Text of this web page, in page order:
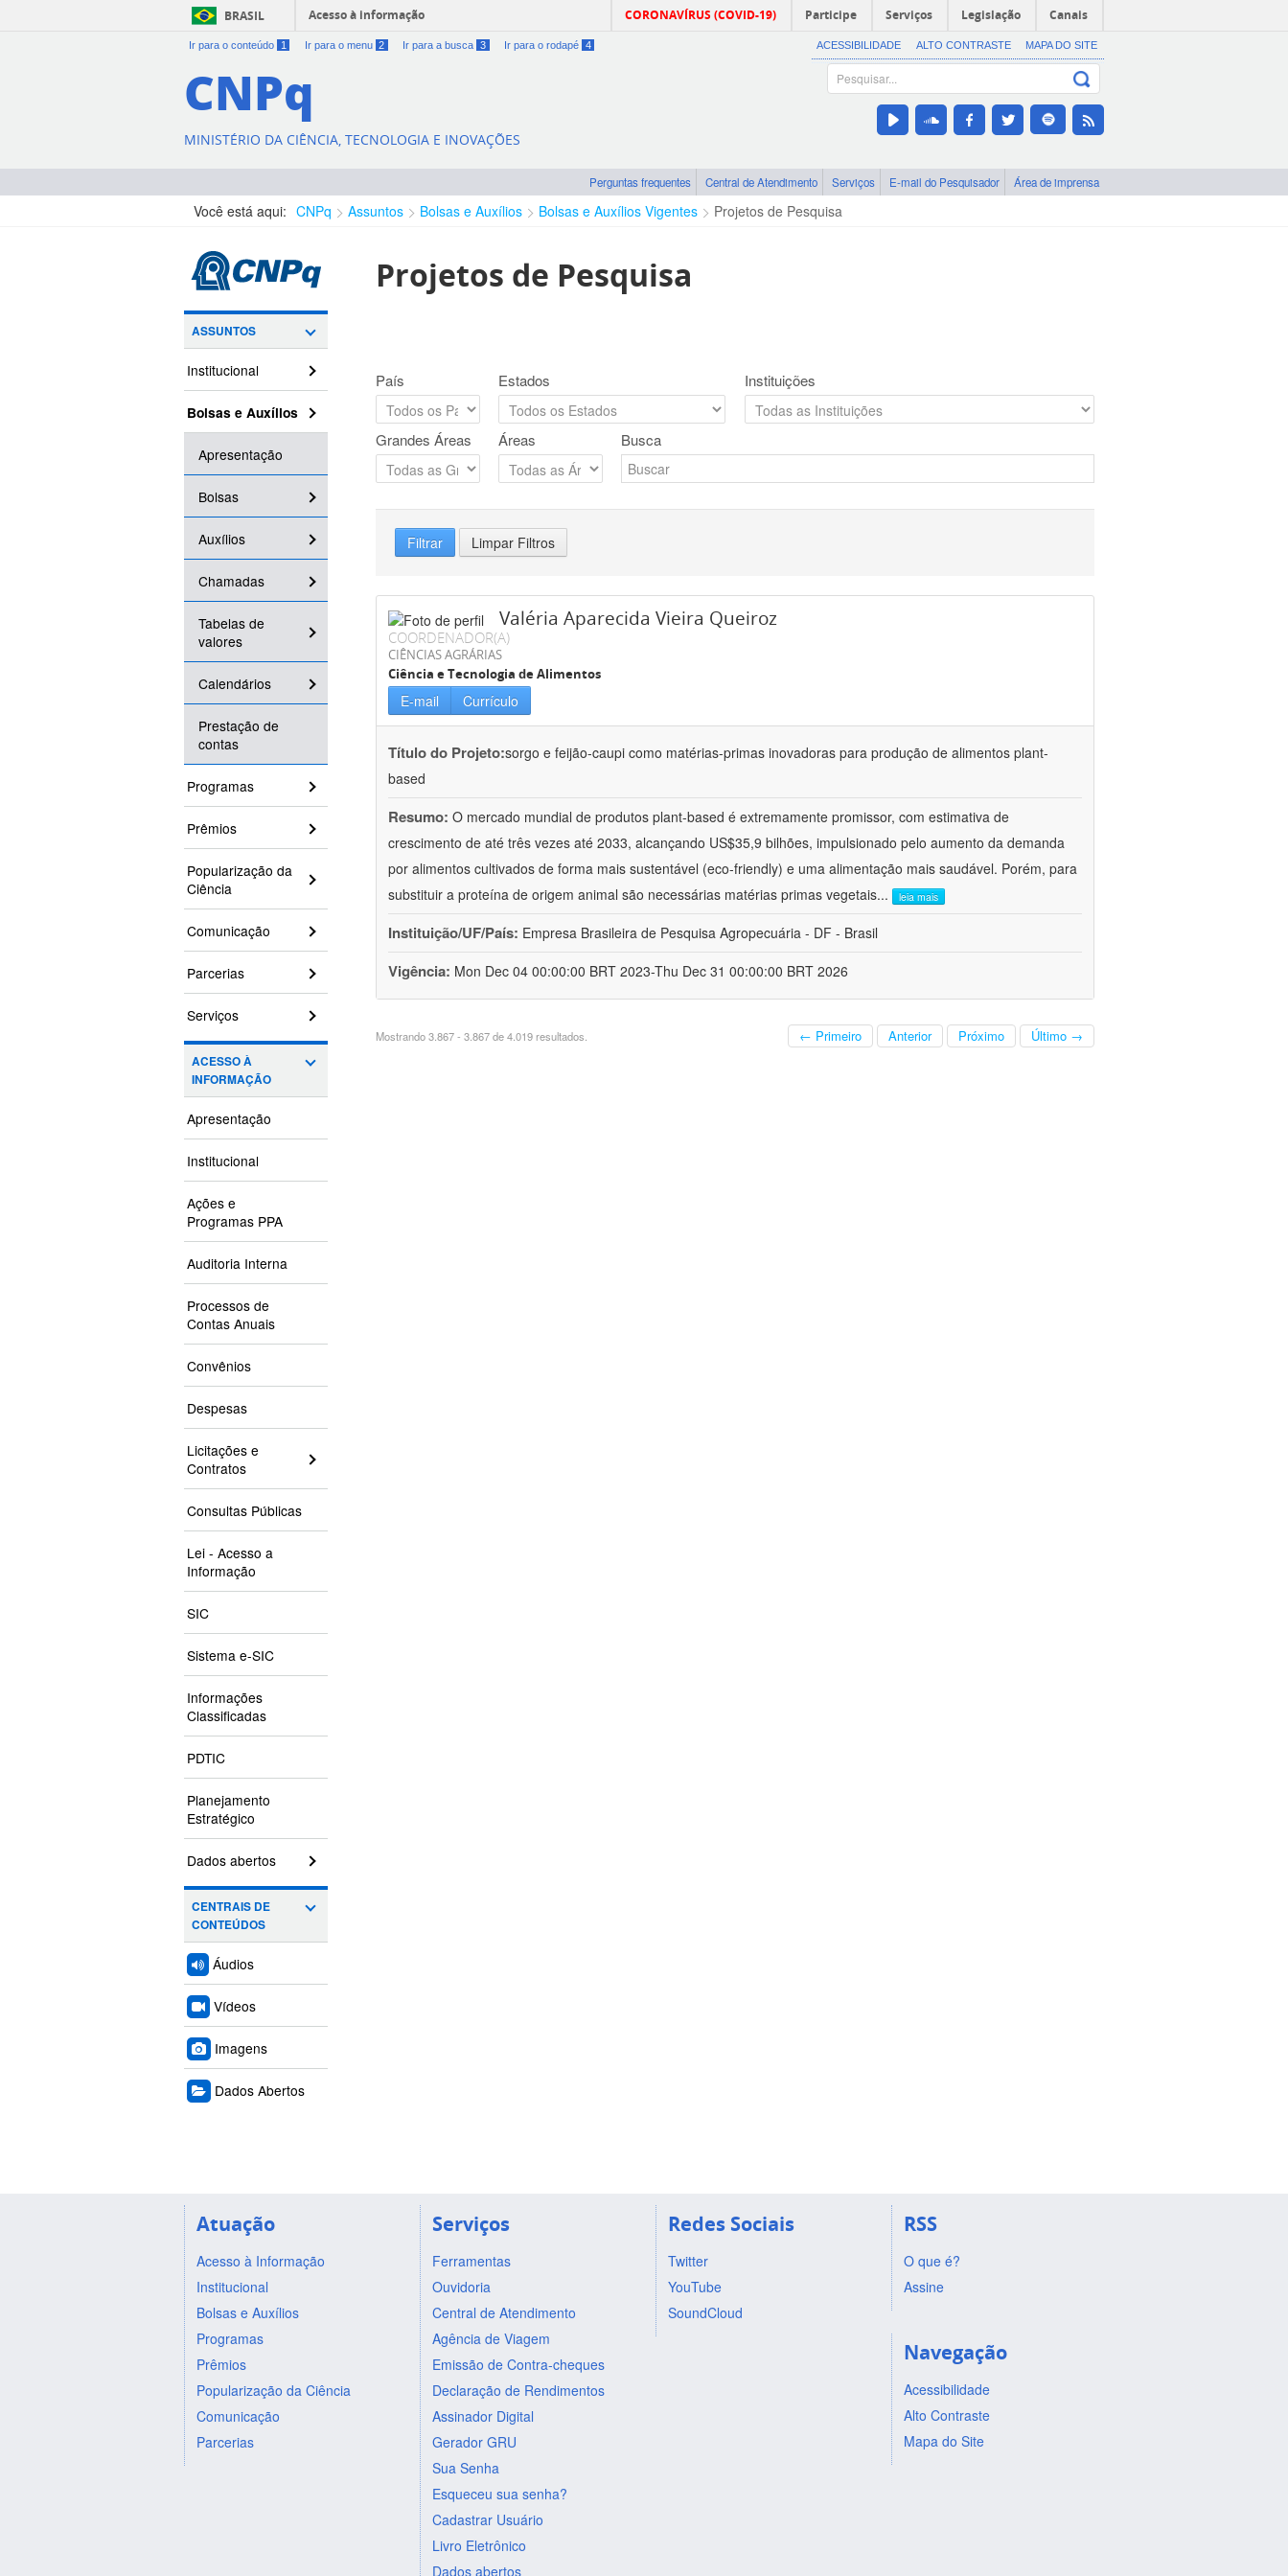
BRASIL Acesso à informação CORONAVÍRUS (COVID-19) Participe Serviços Legislação Canais
Ir para o conteúdo 1 Ir para o menu 2 Ir para a busca 3 Ir para o rodapé 4 ACESSIBILIDADE ALTO CONTRASTE MAPA DO SITE
CNPq
MINISTÉRIO DA CIÊNCIA, TECNOLOGIA E INOVAÇÕES
Perguntas frequentes Central de Atendimento Serviços E-mail do Pesquisador Área de imprensa
Você está aqui: CNPq Assuntos Bolsas e Auxílios Bolsas e Auxílios Vigentes Projetos de Pesquisa
ASSUNTOS
Institucional
Bolsas e Auxílios
Apresentação
Bolsas
Auxílios
Chamadas
Tabelas de
valores
Calendários
Prestação de
contas
Programas
Prêmios
Popularização da
Ciência
Comunicação
Parcerias
Serviços
ACESSO À
INFORMAÇÃO
Apresentação
Institucional
Ações e
Programas PPA
Auditoria Interna
Processos de
Contas Anuais
Convênios
Despesas
Licitações e
Contratos
Consultas Públicas
Lei - Acesso a
Informação
SIC
Sistema e-SIC
Informações
Classificadas
PDTIC
Planejamento
Estratégico
Dados abertos
CENTRAIS DE
CONTEÚDOS
Áudios
Vídeos
Imagens
Dados Abertos
Projetos de Pesquisa
País Estados Instituições
Grandes Áreas Áreas Busca
Filtrar Limpar Filtros
Valéria Aparecida Vieira Queiroz
COORDENADOR(A)
CIÊNCIAS AGRÁRIAS
Ciência e Tecnologia de Alimentos
E-mail Currículo
Título do Projeto:sorgo e feijão-caupi como matérias-primas inovadoras para produção de alimentos plant-
based
Resumo: O mercado mundial de produtos plant-based é extremamente promissor, com estimativa de
crescimento de até três vezes até 2033, alcançando US$35,9 bilhões, impulsionado pelo aumento da demanda
por alimentos cultivados de forma mais sustentável (eco-friendly) e uma alimentação mais saudável. Porém, para
substituir a proteína de origem animal são necessárias matérias primas vegetais... leia mais
Instituição/UF/País: Empresa Brasileira de Pesquisa Agropecuária - DF - Brasil
Vigência: Mon Dec 04 00:00:00 BRT 2023-Thu Dec 31 00:00:00 BRT 2026
Mostrando 3.867 - 3.867 de 4.019 resultados. ← Primeiro Anterior Próximo Último →
Atuação
Acesso à Informação
Institucional
Bolsas e Auxílios
Programas
Prêmios
Popularização da Ciência
Comunicação
Parcerias
Serviços
Ferramentas
Ouvidoria
Central de Atendimento
Agência de Viagem
Emissão de Contra-cheques
Declaração de Rendimentos
Assinador Digital
Gerador GRU
Sua Senha
Esqueceu sua senha?
Cadastrar Usuário
Livro Eletrônico
Dados abertos
Redes Sociais
Twitter
YouTube
SoundCloud
RSS
O que é?
Assine
Navegação
Acessibilidade
Alto Contraste
Mapa do Site